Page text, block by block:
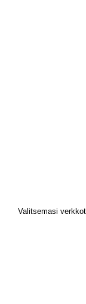
Valitsemasi